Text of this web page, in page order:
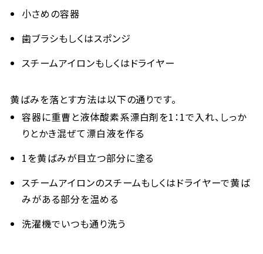
小さめの容器
歯ブラシもしくはスポンジ
スチームアイロンもしくはドライヤー
黄ばみを落とす方法は以下の通りです。
容器に重曹と液体酸素系漂白剤を1：1で入れ、しっか
りとかき混ぜて漂白液を作る
1を黄ばみが目立つ部分に塗る
スチームアイロンのスチームもしくはドライヤーで黄ば
みがある部分を温める
洗濯機でいつも通り洗う